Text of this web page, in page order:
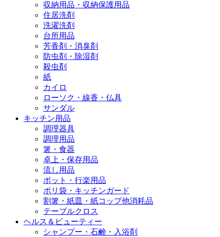
収納用品・収納保護用品
住居洗剤
洗濯洗剤
台所用品
芳香剤・消臭剤
防虫剤・除湿剤
殺虫剤
紙
カイロ
ローソク・線香・仏具
サンダル
キッチン用品
調理器具
調理用品
箸・食器
卓上・保存用品
流し用品
ポット・行楽用品
ポリ袋・キッチンガード
割箸・紙皿・紙コップ他消耗品
テーブルクロス
ヘルス＆ビューティー
シャンプー・石鹸・入浴剤